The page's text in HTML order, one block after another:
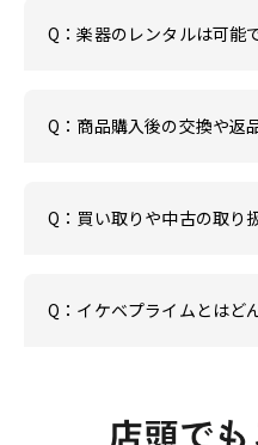
Q：楽器のレンタルは可能
Q：商品購入後の交換や返
Q：買い取りや中古の取り
Q：イケベプライムとはど